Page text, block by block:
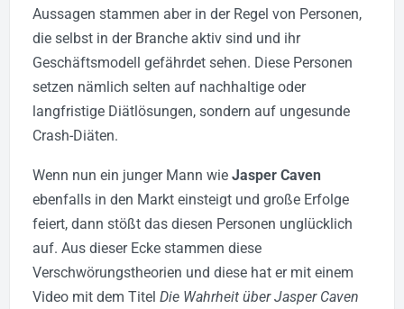
Aussagen stammen aber in der Regel von Personen,
die selbst in der Branche aktiv sind und ihr
Geschäftsmodell gefährdet sehen. Diese Personen
setzen nämlich selten auf nachhaltige oder
langfristige Diätlösungen, sondern auf ungesunde
Crash-Diäten.
Wenn nun ein junger Mann wie Jasper Caven
ebenfalls in den Markt einsteigt und große Erfolge
feiert, dann stößt das diesen Personen unglücklich
auf. Aus dieser Ecke stammen diese
Verschwörungstheorien und diese hat er mit einem
Video mit dem Titel Die Wahrheit über Jasper Caven